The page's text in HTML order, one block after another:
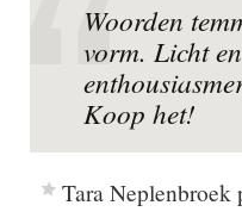
Woorden
vorm. Licht
Koop het!
Tara Neplenbroek